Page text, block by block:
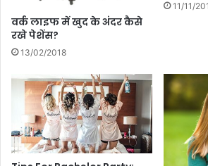
रें
र
ब
च्चों
त्व
सु
र
वर्क लाइफ में खुद के अंदर कैसे
रखे पेशेंस?
13/02/2018
11/11/